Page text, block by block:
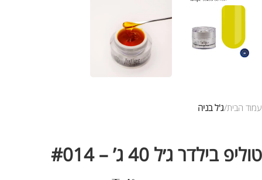
עמוד הבית ג'ל בניה
טוליפ בילדר ג׳ל 40 ג’ – #014